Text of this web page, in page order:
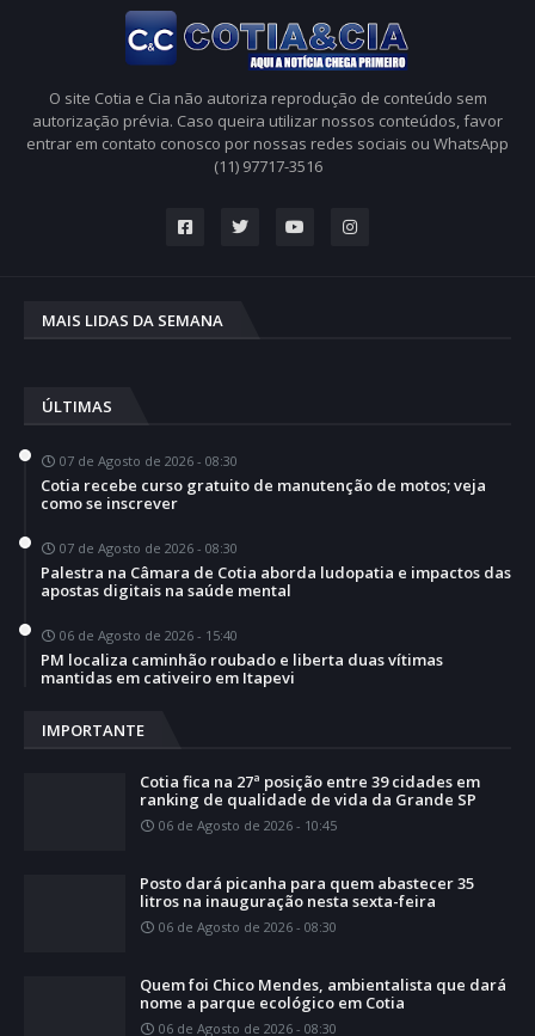
O site Cotia e Cia não autoriza reprodução de conteúdo sem
autorização prévia. Caso queira utilizar nossos conteúdos, favor
entrar em contato conosco por nossas redes sociais ou WhatsApp
(11) 97717-3516
MAIS LIDAS DA SEMANA
ÚLTIMAS
07 de Agosto de 2026 - 08:30
Cotia recebe curso gratuito de manutenção de motos; veja
como se inscrever
07 de Agosto de 2026 - 08:30
Palestra na Câmara de Cotia aborda ludopatia e impactos das
apostas digitais na saúde mental
06 de Agosto de 2026 - 15:40
PM localiza caminhão roubado e liberta duas vítimas
mantidas em cativeiro em Itapevi
IMPORTANTE
Cotia fica na 27ª posição entre 39 cidades em
ranking de qualidade de vida da Grande SP
06 de Agosto de 2026 - 10:45
Posto dará picanha para quem abastecer 35
litros na inauguração nesta sexta-feira
06 de Agosto de 2026 - 08:30
Quem foi Chico Mendes, ambientalista que dará
nome a parque ecológico em Cotia
06 de Agosto de 2026 - 08:30